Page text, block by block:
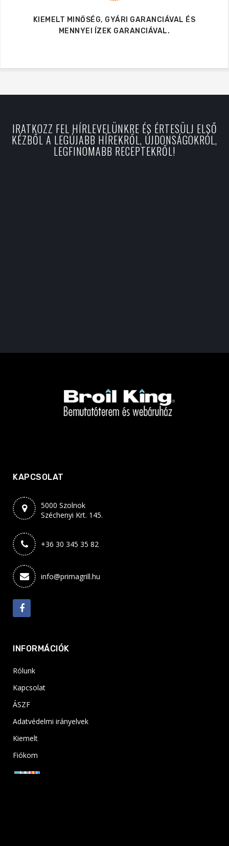
KIEMELT MINŐSÉG, GYÁRI GARANCIÁVAL ÉS
MENNYEI ÍZEK GARANCIÁVAL.
IRATKOZZ FEL HÍRLEVELÜNKRE ÉS ÉRTESÜLJ ELSŐ
KÉZBŐL A LEGÚJABB HÍREKRŐL, ÚJDONSÁGOKRÓL,
LEGFINOMABB RECEPTEKRŐL!
KAPCSOLAT
5000 Szolnok
Széchenyi Krt. 145.
+36 30 345 35 82
info@primagrill.hu
INFORMÁCIÓK
Rólunk
Kapcsolat
ÁSZF
Adatvédelmi irányelvek
Kiemelt
Fiókom